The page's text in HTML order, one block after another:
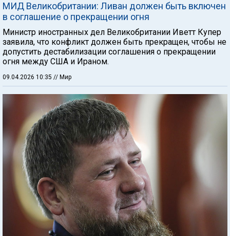
МИД Великобритании: Ливан должен быть включен
в соглашение о прекращении огня
Министр иностранных дел Великобритании Иветт Купер
заявила, что конфликт должен быть прекращен, чтобы не
допустить дестабилизации соглашения о прекращении
огня между США и Ираном.
09.04.2026 10:35 // Мир